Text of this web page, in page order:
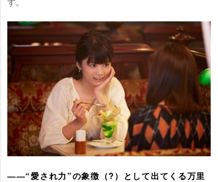
――“愛され力”の象徴（?）として出てくる万里